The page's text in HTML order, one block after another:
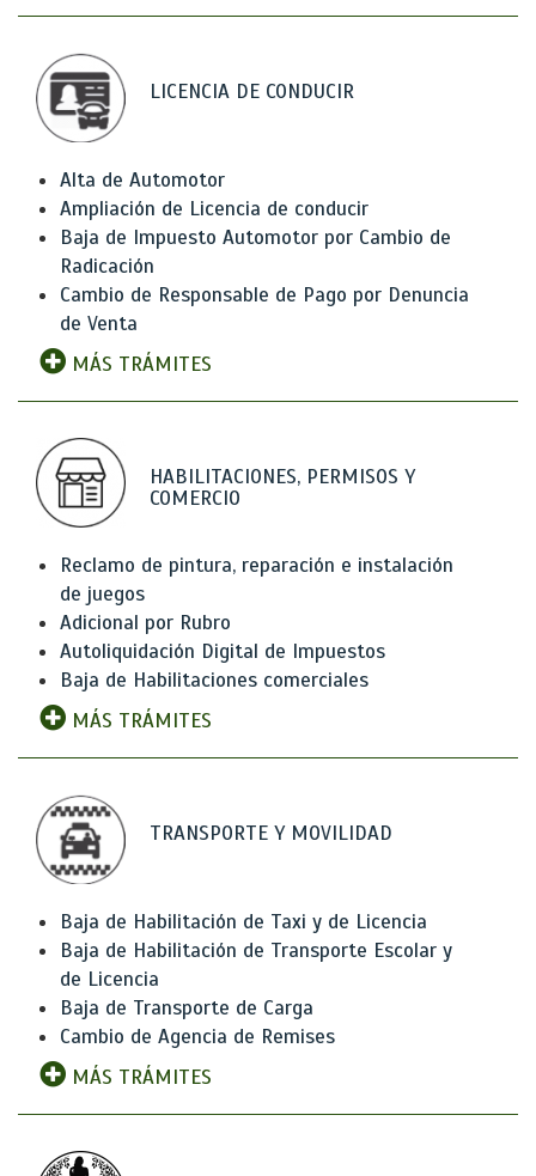
LICENCIA DE CONDUCIR
Alta de Automotor
Ampliación de Licencia de conducir
Baja de Impuesto Automotor por Cambio de
Radicación
Cambio de Responsable de Pago por Denuncia
de Venta
MÁS TRÁMITES
HABILITACIONES, PERMISOS Y
COMERCIO
Reclamo de pintura, reparación e instalación
de juegos
Adicional por Rubro
Autoliquidación Digital de Impuestos
Baja de Habilitaciones comerciales
MÁS TRÁMITES
TRANSPORTE Y MOVILIDAD
Baja de Habilitación de Taxi y de Licencia
Baja de Habilitación de Transporte Escolar y
de Licencia
Baja de Transporte de Carga
Cambio de Agencia de Remises
MÁS TRÁMITES